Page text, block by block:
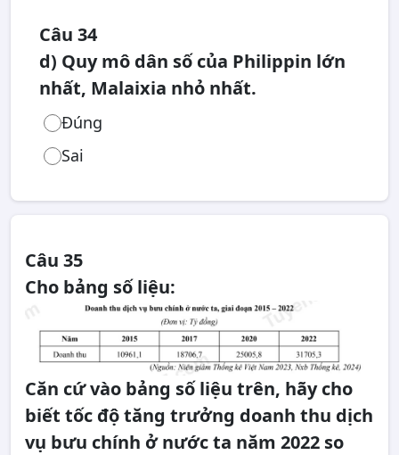
Câu 34
d) Quy mô dân số của Philippin lớn
nhất, Malaixia nhỏ nhất.
Đúng
Sai
Câu 35
Cho bảng số liệu:
Căn cứ vào bảng số liệu trên, hãy cho
biết tốc độ tăng trưởng doanh thu dịch
vụ bưu chính ở nước ta năm 2022 so